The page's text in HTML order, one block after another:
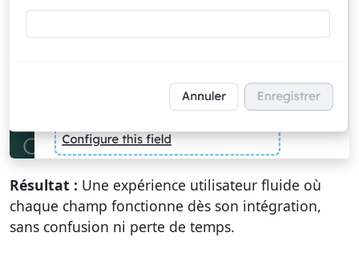
Résultat : Une expérience utilisateur fluide où
chaque champ fonctionne dès son intégration,
sans confusion ni perte de temps.